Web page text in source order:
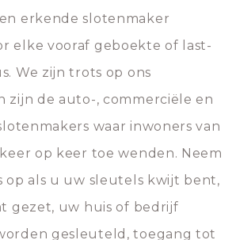
erkende slotenmaker
elke vooraf geboekte of last-
We zijn trots op ons
zijn de auto-, commerciële en
waar inwoners van
op keer toe wenden. Neem
op als u uw sleutels kwijt bent,
gezet, uw huis of bedrijf
gesleuteld, toegang tot